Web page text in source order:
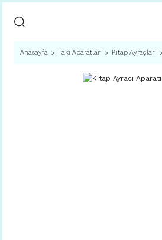
Anasayfa Takı Aparatları Kitap Ayraçları